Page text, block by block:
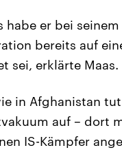
habe er bei
bereits auf
sei, erklärte Maas.
in Afghanistan
auf – dort
IS-Kämpfer